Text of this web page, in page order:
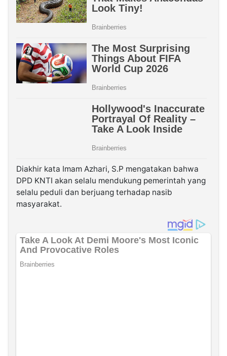
Diakhir kata Imam Azhari, S.P mengatakan bahwa
DPD KNTI akan selalu mendukung pemerintah yang
selalu peduli dan berjuang terhadap nasib
masyarakat.